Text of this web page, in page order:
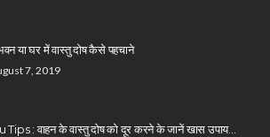
या घर में वास्तु दोष कैसे पहचाने
7, 2019
Tips : वाहन के वास्तु दोष को दूर करने के जानें खास उपाय…